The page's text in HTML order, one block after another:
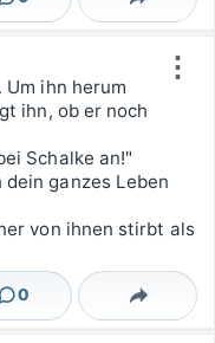
⋮
ihn herum
ihn, ob er noch
Schalke an!"
ganzes Leben
von ihnen stirbt als
0
Kommentare Teilen